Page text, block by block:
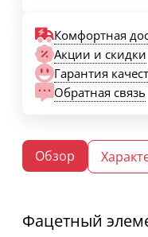
Комфортная
Акции и скидки
Гарантия
Обратная связь
Обзор
Фацетный